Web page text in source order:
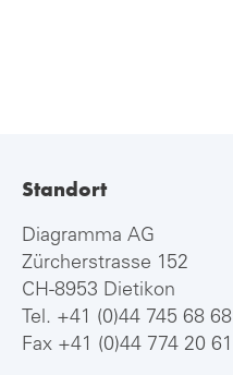
Standort
Diagramma AG
Zürcherstrasse 152
CH-8953 Dietikon
Tel. +41 (0)44 745 68 68
Fax +41 (0)44 774 20 61